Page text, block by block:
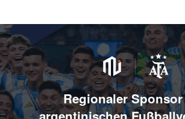
Regionaler